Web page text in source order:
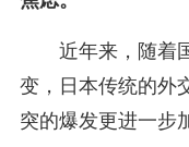
近年来，随着
变，日本传统的外
突的爆发更进一步